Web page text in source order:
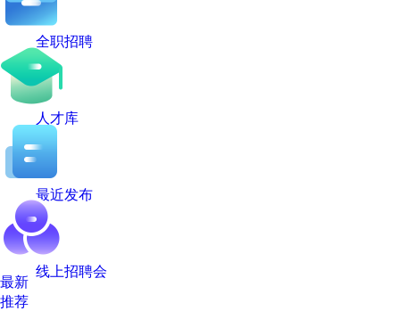
全职招聘
人才库
最近发布
线上招聘会
最新
推荐